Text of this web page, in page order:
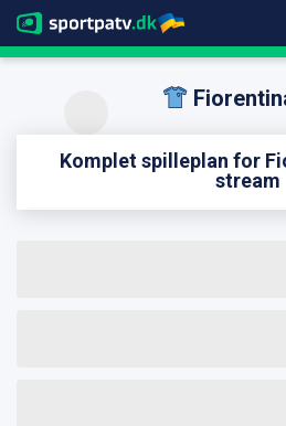
Komplet spilleplan for
stream